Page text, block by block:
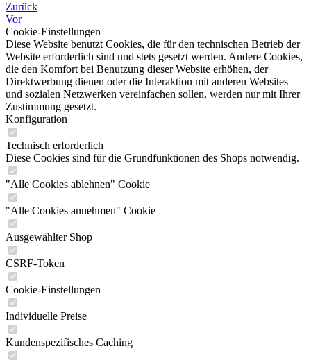
Zurück
Vor
Cookie-Einstellungen
Diese Website benutzt Cookies, die für den technischen Betrieb der
Website erforderlich sind und stets gesetzt werden. Andere Cookies,
die den Komfort bei Benutzung dieser Website erhöhen, der
Direktwerbung dienen oder die Interaktion mit anderen Websites
und sozialen Netzwerken vereinfachen sollen, werden nur mit Ihrer
Zustimmung gesetzt.
Konfiguration
Technisch erforderlich
Diese Cookies sind für die Grundfunktionen des Shops notwendig.
"Alle Cookies ablehnen" Cookie
"Alle Cookies annehmen" Cookie
Ausgewählter Shop
CSRF-Token
Cookie-Einstellungen
Individuelle Preise
Kundenspezifisches Caching